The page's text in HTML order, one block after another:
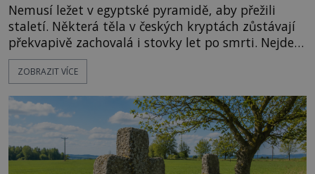
Nemusí ležet v egyptské pyramidě, aby přežili
staletí. Některá těla v českých kryptách zůstávají
překvapivě zachovalá i stovky let po smrti. Nejde
přitom o žádné tajemné balzamování ani o černou
magii. O jejich osud se stará především příroda, a
Jenže jakmile se v temné kryptě objeví seschlé
lidské tělo, začne pracovat fantazie. A české mum
ZOBRAZIT VÍCE